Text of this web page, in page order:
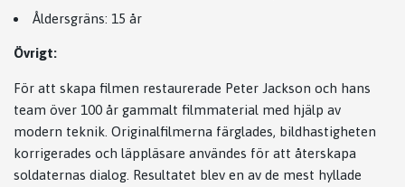
Åldersgräns: 15 år
Övrigt:
För att skapa filmen restaurerade Peter Jackson och hans
team över 100 år gammalt filmmaterial med hjälp av
modern teknik. Originalfilmerna färglades, bildhastigheten
korrigerades och läppläsare användes för att återskapa
soldaternas dialog. Resultatet blev en av de mest hyllade